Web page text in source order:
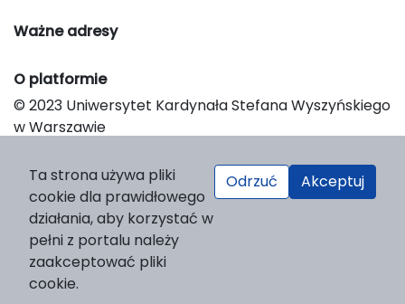
Ważne adresy
O platformie
© 2023 Uniwersytet Kardynała Stefana Wyszyńskiego
w Warszawie
Platform & Workflow by OJS/PKP
Ta strona używa pliki
cookie dla prawidłowego
działania, aby korzystać w
pełni z portalu należy
zaakceptować pliki
cookie.
Odrzuć Akceptuj